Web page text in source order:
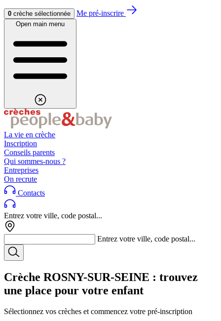
Aller au contenuAller au footer
0 crèche sélectionnée Me pré-inscrire
Open main menu
La vie en crèche
Inscription
Conseils parents
Qui sommes-nous ?
Entreprises
On recrute
Contacts
Entrez votre ville, code postal...
Entrez votre ville, code postal...
Crèche ROSNY-SUR-SEINE : trouvez
une place pour votre enfant
Sélectionnez vos crèches et commencez votre pré-inscription